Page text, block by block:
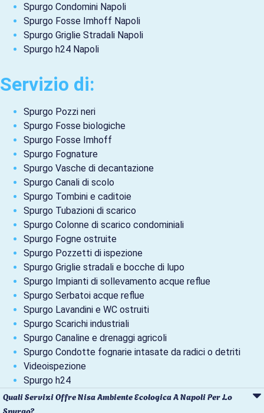
Spurgo Condomini Napoli
Spurgo Fosse Imhoff Napoli
Spurgo Griglie Stradali Napoli
Spurgo h24 Napoli
Servizio di:
Spurgo Pozzi neri
Spurgo Fosse biologiche
Spurgo Fosse Imhoff
Spurgo Fognature
Spurgo Vasche di decantazione
Spurgo Canali di scolo
Spurgo Tombini e caditoie
Spurgo Tubazioni di scarico
Spurgo Colonne di scarico condominiali
Spurgo Fogne ostruite
Spurgo Pozzetti di ispezione
Spurgo Griglie stradali e bocche di lupo
Spurgo Impianti di sollevamento acque reflue
Spurgo Serbatoi acque reflue
Spurgo Lavandini e WC ostruiti
Spurgo Scarichi industriali
Spurgo Canaline e drenaggi agricoli
Spurgo Condotte fognarie intasate da radici o detriti
Videoispezione
Spurgo h24
Quali Servizi Offre Nisa Ambiente Ecologica A Napoli Per Lo
Spurgo?